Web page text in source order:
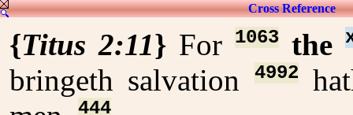
Cross Reference
{Titus 2:11} For 1063 the
bringeth salvation 4992
444